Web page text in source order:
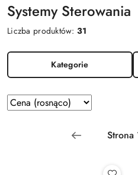
Systemy Sterowania
Liczba produktów:31
Kategorie
Zastosowano
sortowanie:
Sortuj
według